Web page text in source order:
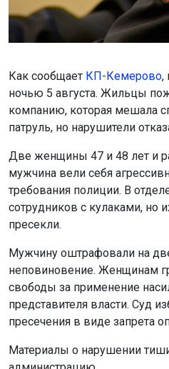
Как сообщает КП-Кемерово,
ночью 5 августа. Жильцы
компанию, которая мешала
патруль, но нарушители
Две женщины 47 и 48 лет и
мужчина вели себя
требования полиции. В
сотрудников с кулаками, но
пресекли.
Мужчину оштрафовали на
неповиновение. Женщинам
свободы за применение
представителя власти. Суд
пресечения в виде запрета
Материалы о нарушении